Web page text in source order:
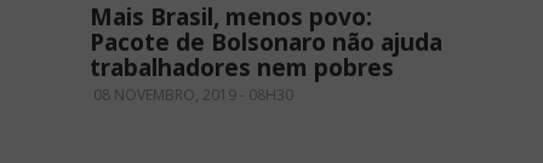
Mais Brasil, menos povo:
Pacote de Bolsonaro não ajuda
trabalhadores nem pobres
08 NOVEMBRO, 2019 - 08H30